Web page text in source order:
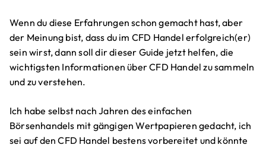
Wenn du diese Erfahrungen schon gemacht hast, aber
der Meinung bist, dass du im CFD Handel erfolgreich(er)
sein wirst, dann soll dir dieser Guide jetzt helfen, die
wichtigsten Informationen über CFD Handel zu sammeln
und zu verstehen.
Ich habe selbst nach Jahren des einfachen
Börsenhandels mit gängigen Wertpapieren gedacht, ich
sei auf den CFD Handel bestens vorbereitet und könnte